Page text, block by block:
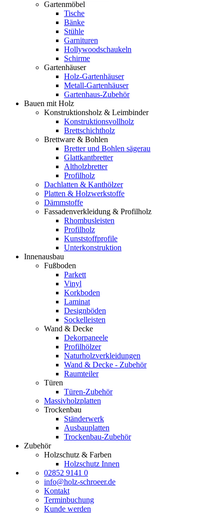
Gartenmöbel
Tische
Bänke
Stühle
Garnituren
Hollywoodschaukeln
Schirme
Gartenhäuser
Holz-Gartenhäuser
Metall-Gartenhäuser
Gartenhaus-Zubehör
Bauen mit Holz
Konstruktionsholz & Leimbinder
Konstruktionsvollholz
Brettschichtholz
Brettware & Bohlen
Bretter und Bohlen sägerau
Glattkantbretter
Altholzbretter
Profilholz
Dachlatten & Kanthölzer
Platten & Holzwerkstoffe
Dämmstoffe
Fassadenverkleidung & Profilholz
Rhombusleisten
Profilholz
Kunststoffprofile
Unterkonstruktion
Innenausbau
Fußboden
Parkett
Vinyl
Korkboden
Laminat
Designböden
Sockelleisten
Wand & Decke
Dekorpaneele
Profilhölzer
Naturholzverkleidungen
Wand & Decke - Zubehör
Raumteiler
Türen
Türen-Zubehör
Massivholzplatten
Trockenbau
Ständerwerk
Ausbauplatten
Trockenbau-Zubehör
Zubehör
Holzschutz & Farben
Holzschutz Innen
02852 9141 0
info@holz-schroeer.de
Kontakt
Terminbuchung
Kunde werden